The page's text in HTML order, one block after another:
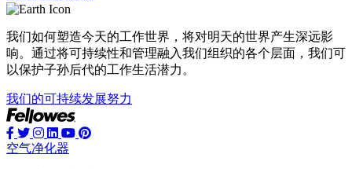
我们如何塑造今天的工作世界，将对明天的世界产生深远影
响。通过将可持续性和管理融入我们组织的各个层面，我们可
以保护子孙后代的工作生活潜力。
我们的可持续发展努力
空气净化器